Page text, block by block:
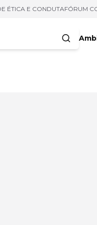
ÉTICA E CONDUTAFÓRUM